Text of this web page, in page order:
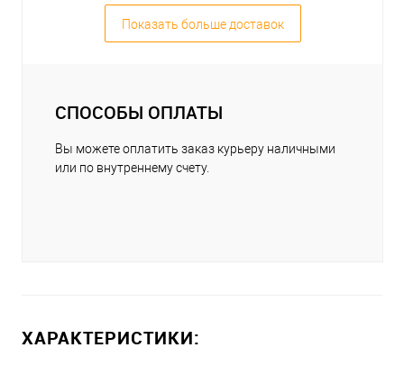
Показать больше доставок
СПОСОБЫ ОПЛАТЫ
Вы можете оплатить заказ курьеру наличными
или по внутреннему счету.
ХАРАКТЕРИСТИКИ: